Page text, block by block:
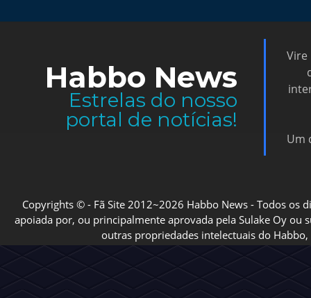
Habbo News
Estrelas do nosso
portal de notícias!
Vire
Um
Copyrights © - Fã Site 2012~2026 Habbo News - Todos os
apoiada por, ou principalmente aprovada pela Sulake Oy ou
outras propriedades intelectuais do